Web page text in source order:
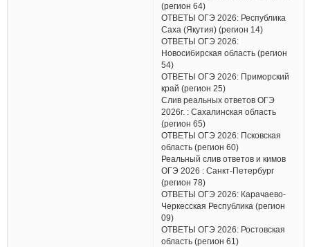
(регион 64)
ОТВЕТЫ ОГЭ 2026: Республика
Саха (Якутия) (регион 14)
ОТВЕТЫ ОГЭ 2026:
Новосибирская область (регион
54)
ОТВЕТЫ ОГЭ 2026: Приморский
край (регион 25)
Слив реальных ответов ОГЭ
2026г. : Сахалинская область
(регион 65)
ОТВЕТЫ ОГЭ 2026: Псковская
область (регион 60)
Реальный слив ответов и кимов
ОГЭ 2026 : Санкт-Петербург
(регион 78)
ОТВЕТЫ ОГЭ 2026: Карачаево-
Черкесская Республика (регион
09)
ОТВЕТЫ ОГЭ 2026: Ростовская
область (регион 61)